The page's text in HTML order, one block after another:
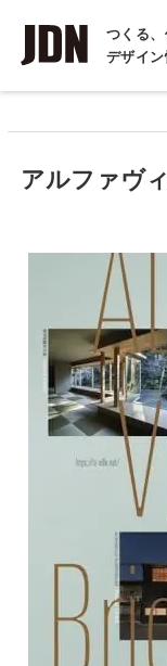
つくる
デザイン
インタビュー
アルファヴ